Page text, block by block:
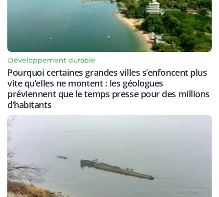
Développement durable
Pourquoi certaines grandes villes s’enfoncent plus
vite qu’elles ne montent : les géologues
préviennent que le temps presse pour des millions
d’habitants